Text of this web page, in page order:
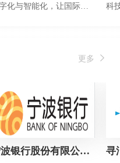
数字化与智能化，让国际贸易更自由！ 科
更多
宁波银行股份有限公司上海分行 寻